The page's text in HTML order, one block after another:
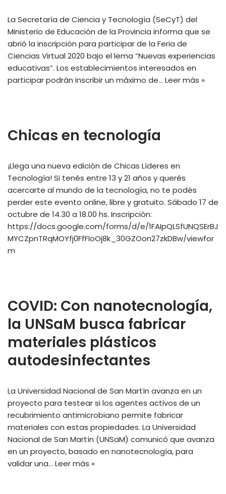
La Secretaría de Ciencia y Tecnología (SeCyT) del
Ministerio de Educación de la Provincia informa que se
abrió la inscripción para participar de la Feria de
Ciencias Virtual 2020 bajo el lema “Nuevas experiencias
educativas”. Los establecimientos interesados en
participar podrán inscribir un máximo de… Leer más »
Chicas en tecnología
¡Llega una nueva edición de Chicas Líderes en
Tecnología! Si tenés entre 13 y 21 años y querés
acercarte al mundo de la tecnología, no te podés
perder este evento online, libre y gratuito. Sábado 17 de
octubre de 14.30 a 18.00 hs. Inscripción:
https://docs.google.com/forms/d/e/1FAIpQLSfUNQSErBJ
MYCZpnTRqMOYfj0FfFIoOj8k_30GZOon27zkDBw/viewfor
m
COVID: Con nanotecnología,
la UNSaM busca fabricar
materiales plásticos
autodesinfectantes
La Universidad Nacional de San Martín avanza en un
proyecto para testear si los agentes activos de un
recubrimiento antimicrobiano permite fabricar
materiales con estas propiedades. La Universidad
Nacional de San Martín (UNSaM) comunicó que avanza
en un proyecto, basado en nanotecnología, para
validar una… Leer más »